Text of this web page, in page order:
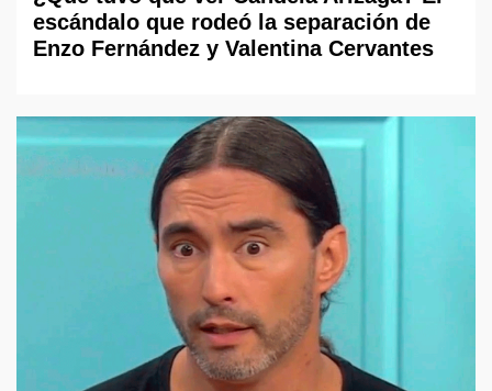
escándalo que rodeó la separación de
Enzo Fernández y Valentina Cervantes